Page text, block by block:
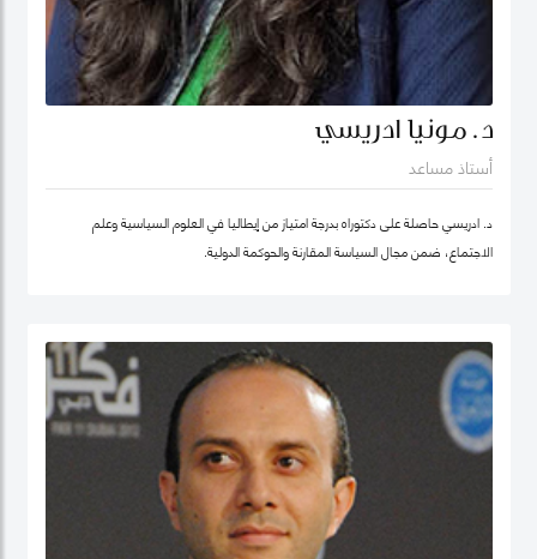
د. مونيا ادريسي
أستاذ مساعد
د. ادريسي حاصلة على دكتوراه بدرجة امتياز من إيطاليا في العلوم السياسية وعلم
الاجتماع، ضمن مجال السياسة المقارنة والحوكمة الدولية.